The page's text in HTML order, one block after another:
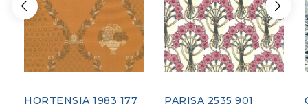
HORTENSIA 1983 177 PARISA 2535 901